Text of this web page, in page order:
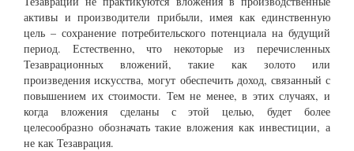
активы и производители прибыли, имея как единственную
цель – сохранение потребительского потенциала на будущий
период. Естественно, что некоторые из перечисленных
Тезаврационных вложений, такие как золото или
произведения искусства, могут обеспечить доход, связанный с
повышением их стоимости. Тем не менее, в этих случаях, и
когда вложения сделаны с этой целью, будет более
целесообразно обозначать такие вложения как инвестиции, а
не как Тезаврация.